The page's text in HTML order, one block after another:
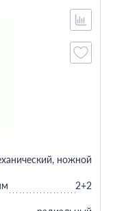
ножной
2+2